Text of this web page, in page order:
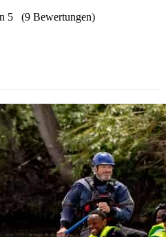
5 (9 Bewertungen)